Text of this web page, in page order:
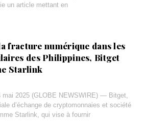
un article mettant en
fracture numérique dans les
des Philippines, Bitget
Starlink
2025 (GLOBE NEWSWIRE) — Bitget,
d’échange de cryptomonnaies et société
Starlink, qui vise à fournir